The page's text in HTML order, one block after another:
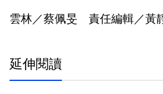
雲林／蔡佩旻 責任編輯／黃
延伸閱讀